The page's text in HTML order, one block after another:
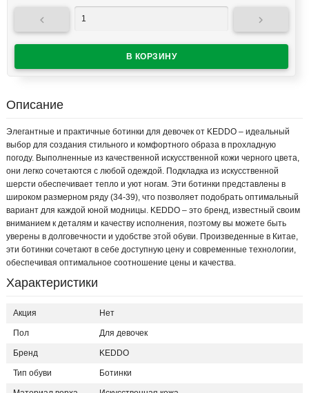
 
Описание
Элегантные и практичные ботинки для девочек от KEDDO – идеальный
выбор для создания стильного и комфортного образа в прохладную
погоду. Выполненные из качественной искусственной кожи черного цвета,
они легко сочетаются с любой одеждой. Подкладка из искусственной
шерсти обеспечивает тепло и уют ногам. Эти ботинки представлены в
широком размерном ряду (34-39), что позволяет подобрать оптимальный
вариант для каждой юной модницы. KEDDO – это бренд, известный своим
вниманием к деталям и качеству исполнения, поэтому вы можете быть
уверены в долговечности и удобстве этой обуви. Произведенные в Китае,
эти ботинки сочетают в себе доступную цену и современные технологии,
обеспечивая оптимальное соотношение цены и качества.
Характеристики
Акция Нет
Пол Для девочек
Бренд KEDDO
Тип обуви Ботинки